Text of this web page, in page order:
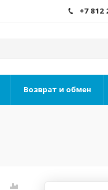
+7 812
Возврат и обмен